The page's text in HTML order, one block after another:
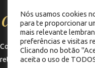
Consultando um
Consultar um profissional
retoque de tatuagens seja
Nós usamos cookies
para te proporcionar
mais relevante
preferências e visitas
Clicando no botão
aceita o uso de